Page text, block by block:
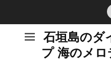
石垣島のダ
プ 海のメ